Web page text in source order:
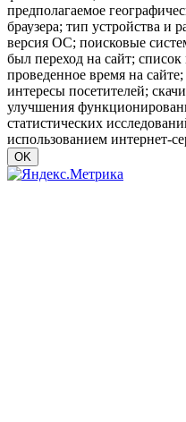
предполагаемое
браузера; тип устройства и
версия ОС; поисковые
был переход на сайт;
проведенное время на
интересы посетителей;
улучшения
статистических
использованием интернет-
OK